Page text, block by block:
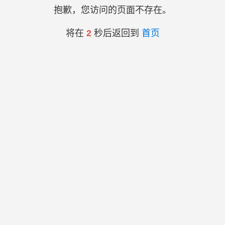
抱歉，您访问的页面不存在。
将在 2秒后返回到 首页